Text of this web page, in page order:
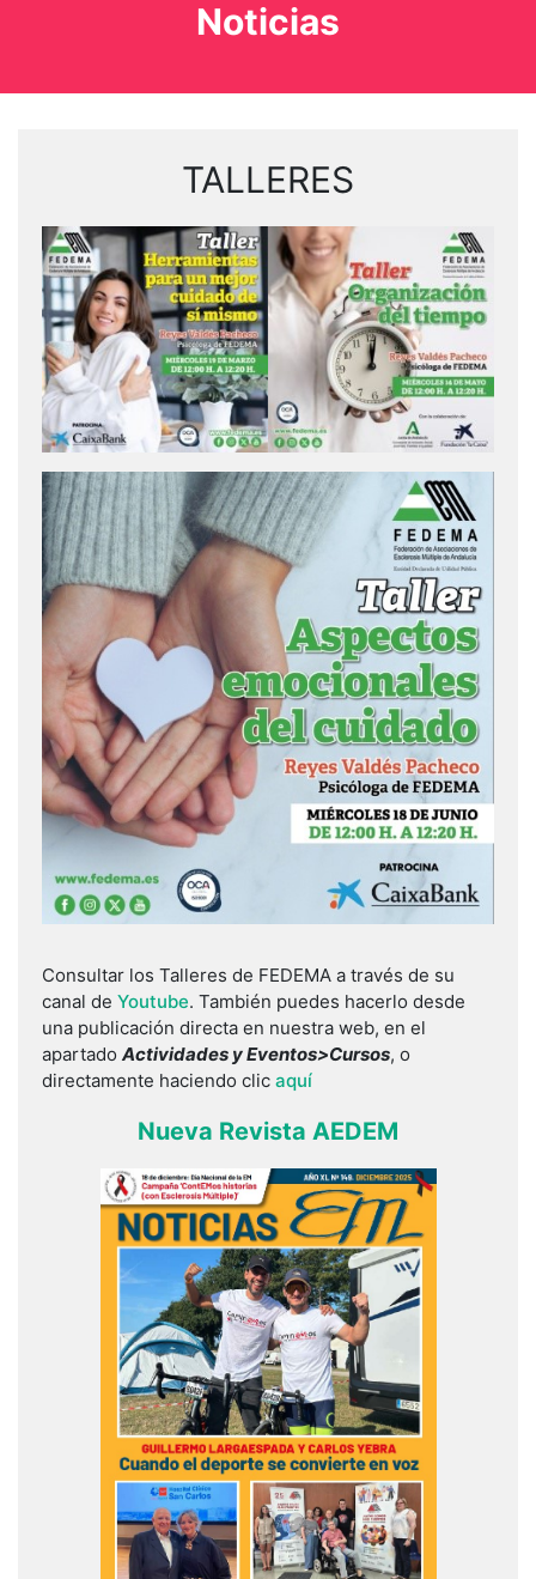
Noticias
TALLERES
Consultar los Talleres de FEDEMA a través de su
canal de Youtube. También puedes hacerlo desde
una publicación directa en nuestra web, en el
apartado Actividades y Eventos>Cursos, o
directamente haciendo clic aquí
Nueva Revista AEDEM